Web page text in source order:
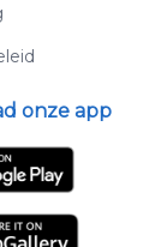
onze app